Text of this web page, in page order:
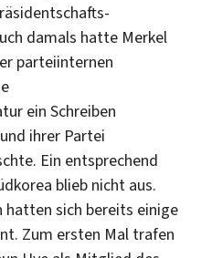
damals hatte Merkel
parteiinternen
ein Schreiben
ihrer Partei
Ein entsprechend
blieb nicht aus.
hatten sich bereits einige
Zum ersten Mal trafen